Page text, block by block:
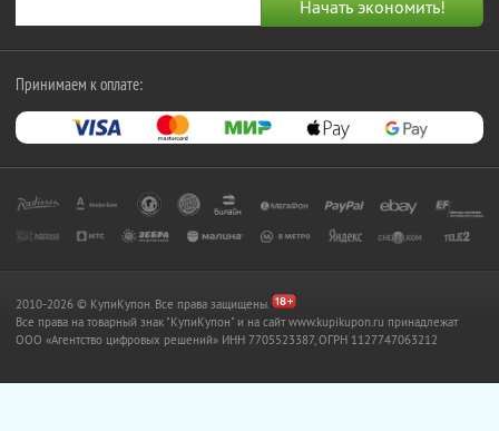
Принимаем к оплате:
2010-2026 © КупиКупон. Все права защищены.
Все права на товарный знак "КупиКупон" и на сайт www.kupikupon.ru принадлежат
OOO «Агентство цифровых решений» ИНН 7705523387, ОГРН 1127747063212